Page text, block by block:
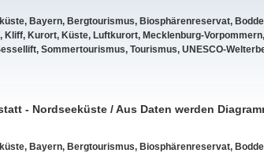
, Bayern, Bergtourismus, Biosphärenreservat,
, Kliff, Kurort, Küste, Luftkurort, Mecklenburg-Vorpommern,
, Sommertourismus, Tourismus, UNESCO-
- Nordseeküste / Aus Daten werden
, Bayern, Bergtourismus, Biosphärenreservat,